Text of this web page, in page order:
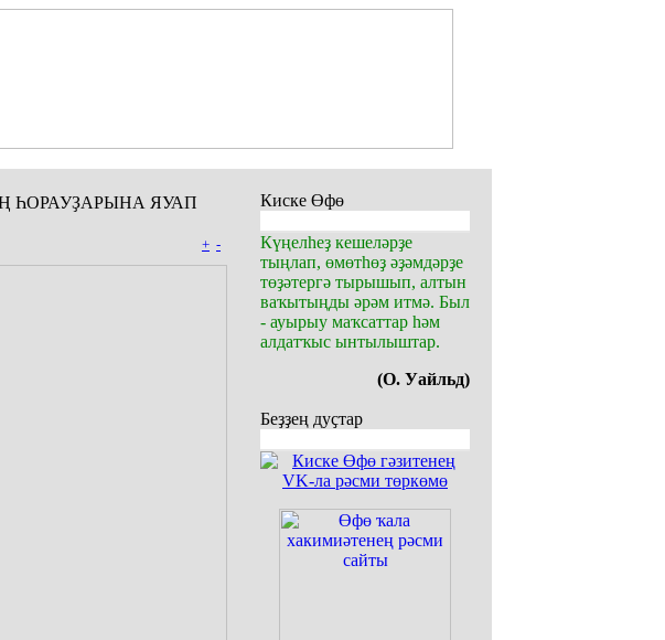
ЯУАП
+ -
Киске Өфө
Күңелһеҙ кешеләрҙе
тыңлап, өмөтһөҙ әҙәмдәрҙе
төҙәтергә тырышып, алтын
ваҡытыңды әрәм итмә. Был
- ауырыу маҡсаттар һәм
алдатҡыс ынтылыштар.
(О. Уайльд)
Беҙҙең дуҫтар